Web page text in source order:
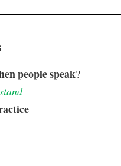
people speak?